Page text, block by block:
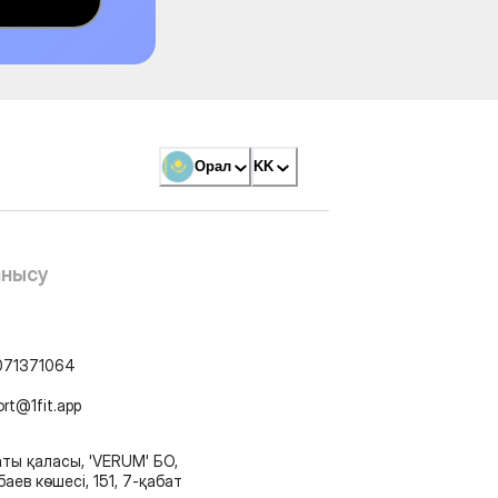
Орал KK
қаласы, 'VERUM' БО,
көшесі, 151, 7-қабат